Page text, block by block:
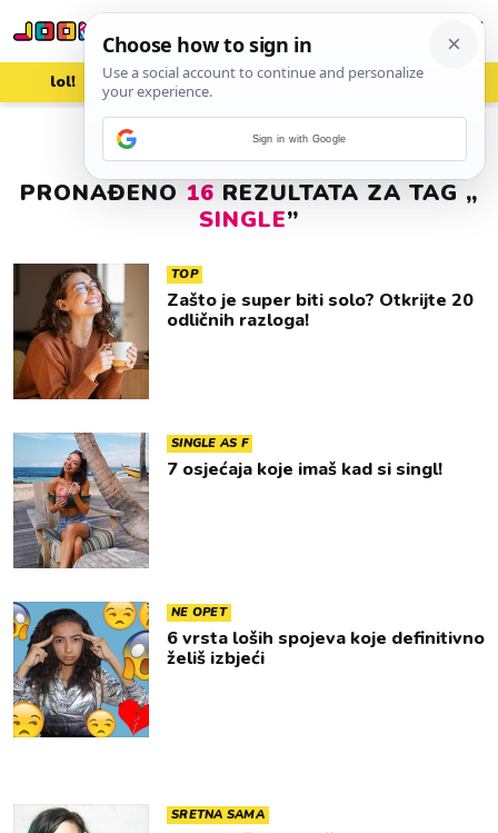
lol! aww vrh! woot?!
PRONAĐENO 16 REZULTATA ZA TAG „
SINGLE”
TOP
Zašto je super biti solo? Otkrijte 20
odličnih razloga!
SINGLE AS F
7 osjećaja koje imaš kad si singl!
NE OPET
6 vrsta loših spojeva koje definitivno
želiš izbjeći
SRETNA SAMA
Sign in with Google